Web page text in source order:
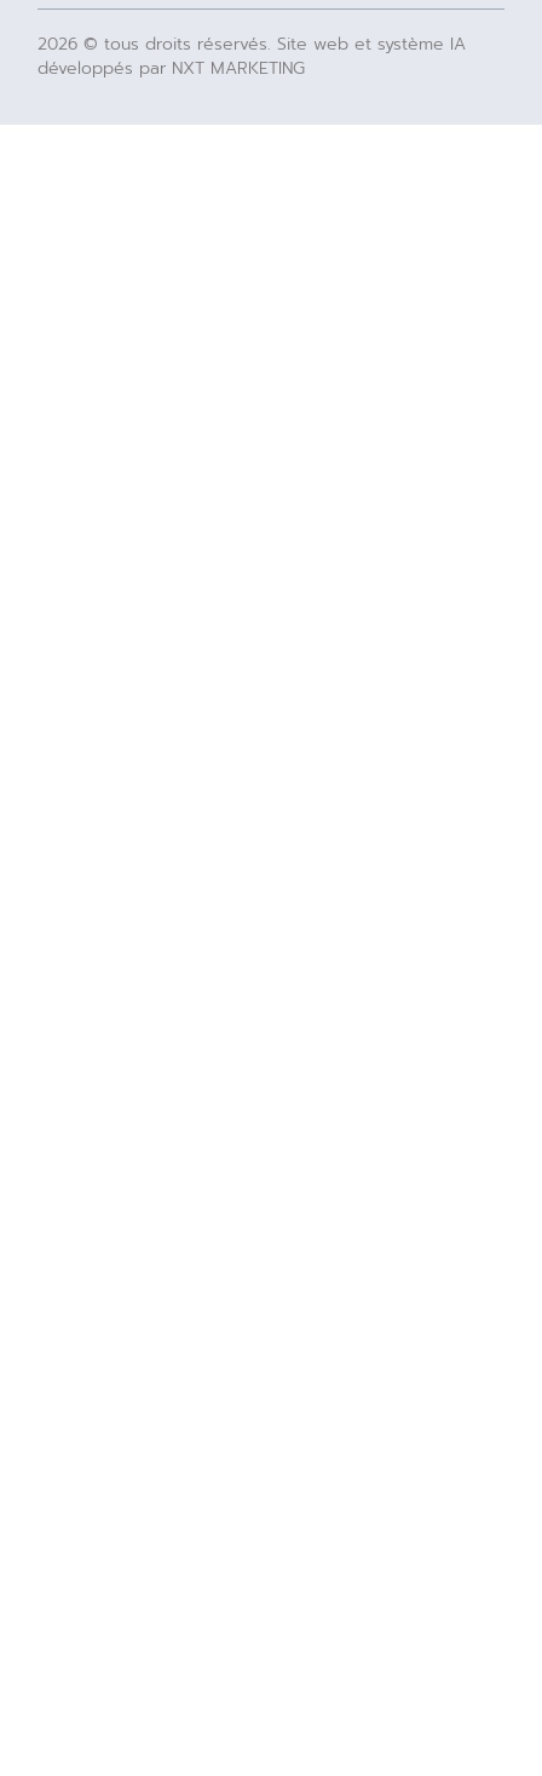
2026 © tous droits réservés. Site web et système IA
développés par NXT MARKETING